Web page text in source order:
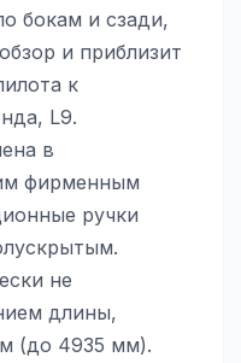
бокам и сзади,
и приблизит
к
L9.
в
фирменным
ручки
не
длины,
(до 4935 мм).